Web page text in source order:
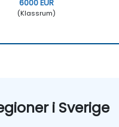
6000 EUR
(Klassrum)
i Sverige